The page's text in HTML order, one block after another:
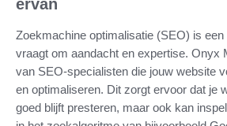
ervan
Zoekmachine optimalisatie (SEO) is
vraagt om aandacht en expertise. Onyx
van SEO-specialisten die jouw website
en optimaliseren. Dit zorgt ervoor dat je
goed blijft presteren, maar ook kan